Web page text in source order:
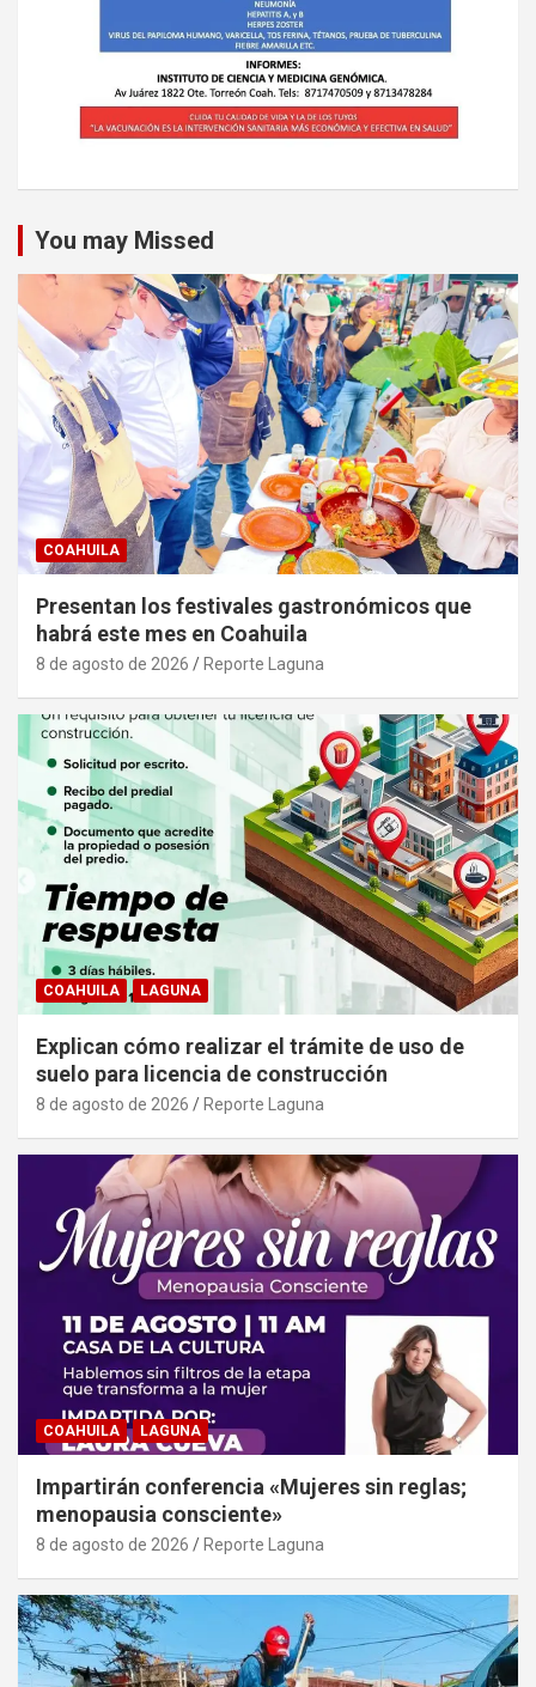
You may Missed
COAHUILA
Presentan los festivales gastronómicos que
habrá este mes en Coahuila
8 de agosto de 2026 Reporte Laguna
COAHUILA LAGUNA
Explican cómo realizar el trámite de uso de
suelo para licencia de construcción
8 de agosto de 2026 Reporte Laguna
COAHUILA LAGUNA
Impartirán conferencia «Mujeres sin reglas;
menopausia consciente»
8 de agosto de 2026 Reporte Laguna